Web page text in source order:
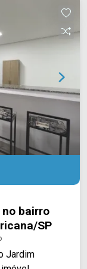
Feola
sua visita!!
bairro
SP
Jardim